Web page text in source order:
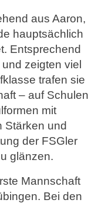
aus Aaron,
hauptsächlich
Entsprechend
zeigten viel
trafen sie
– auf Schulen
mit
Stärken und
der FSGler
glänzen.
Mannschaft
Bei den